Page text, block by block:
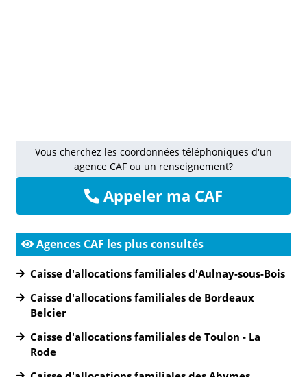
Vous cherchez les coordonnées téléphoniques d'un
agence CAF ou un renseignement?
Appeler ma CAF
Agences CAF les plus consultés
Caisse d'allocations familiales d'Aulnay-sous-Bois
Caisse d'allocations familiales de Bordeaux
Belcier
Caisse d'allocations familiales de Toulon - La
Rode